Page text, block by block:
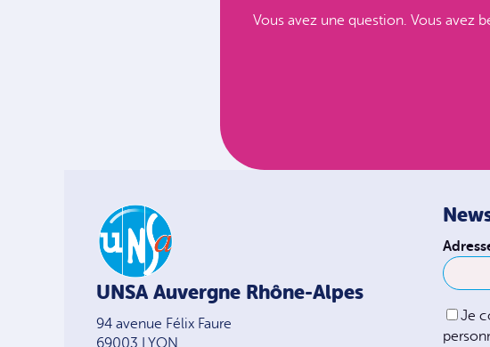
Vous avez une question. Vous avez
UNSA Auvergne Rhône-Alpes
94 avenue Félix Faure
69003 LYON
Je